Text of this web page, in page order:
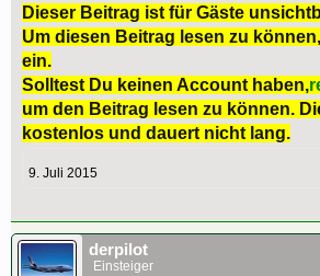
Dieser Beitrag ist für Gäste
Um diesen Beitrag lesen zu
ein.
Solltest Du keinen Account haben,
um den Beitrag lesen zu können.
kostenlos und dauert nicht lang.
9. Juli 2015
derpilot
Einsteiger